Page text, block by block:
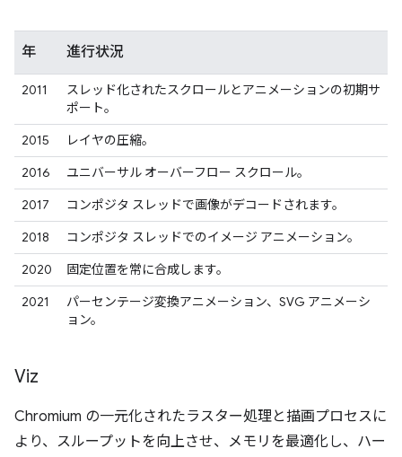
年 進行状況
2011
スレッド化されたスクロールとアニメーションの初期サ
ポート。
2015
レイヤの圧縮。
2016
ユニバーサル オーバーフロー スクロール。
2017
コンポジタ スレッドで画像がデコードされます。
2018
コンポジタ スレッドでのイメージ アニメーション。
2020
固定位置を常に合成します。
2021
パーセンテージ変換アニメーション、SVG アニメーシ
ョン。
Viz
Chromium の一元化されたラスター処理と描画プロセスに
より、スループットを向上させ、メモリを最適化し、ハー